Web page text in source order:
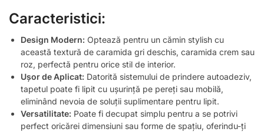
Caracteristici:
Design Modern: Optează pentru un cămin stylish cu
această textură de caramida gri deschis, caramida crem sau
roz, perfectă pentru orice stil de interior.
Ușor de Aplicat: Datorită sistemului de prindere autoadeziv,
tapetul poate fi lipit cu ușurință pe pereți sau mobilă,
eliminând nevoia de soluții suplimentare pentru lipit.
Versatilitate: Poate fi decupat simplu pentru a se potrivi
perfect oricărei dimensiuni sau forme de spațiu, oferindu-ți